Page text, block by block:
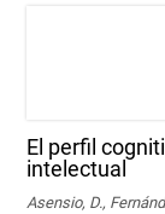
El perfil
intelectual
Asensio, D.,